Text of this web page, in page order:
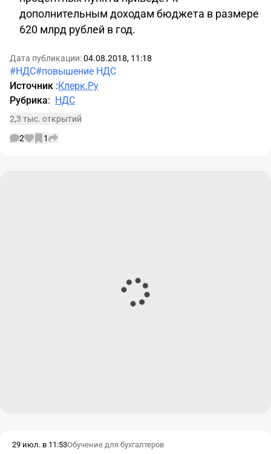
дополнительным доходам бюджета в размере
620 млрд рублей в год.
Дата публикации:04.08.2018, 11:18
#НДС#повышение НДС
Источник :Клерк.Ру
Рубрика: НДС
2,3 тыс. открытий
2
1
29 июл. в 11:53Обучение для бухгалтеров